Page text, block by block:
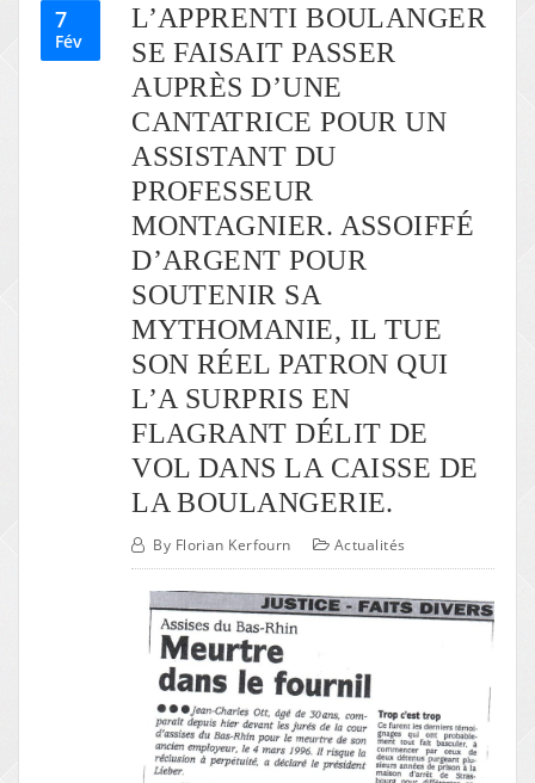
7
Fév
L’APPRENTI BOULANGER
SE FAISAIT PASSER
AUPRÈS D’UNE
CANTATRICE POUR UN
ASSISTANT DU
PROFESSEUR
MONTAGNIER. ASSOIFFÉ
D’ARGENT POUR
SOUTENIR SA
MYTHOMANIE, IL TUE
SON RÉEL PATRON QUI
L’A SURPRIS EN
FLAGRANT DÉLIT DE
VOL DANS LA CAISSE DE
LA BOULANGERIE.
By Florian Kerfourn Actualités